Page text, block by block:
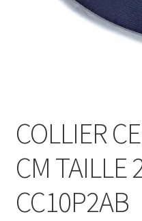
COLLIER
CM TAILLE
CC10P2AB